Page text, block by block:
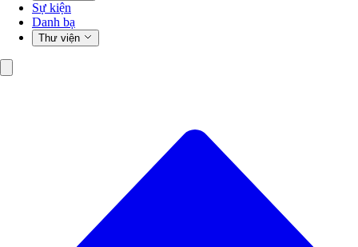
Sự kiện
Danh bạ
Thư viện